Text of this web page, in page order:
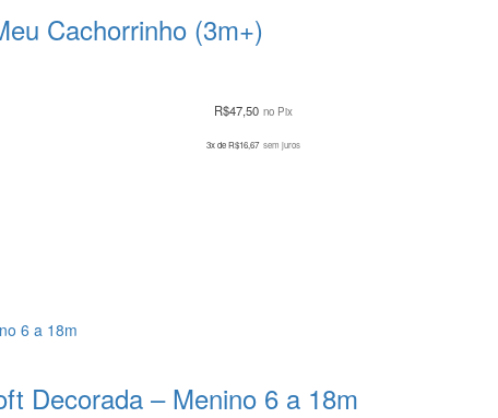
Cachorrinho (3m+)
R$47,50 no Pix
3x deR$16,67 sem juros
Decorada – Menino 6 a 18m